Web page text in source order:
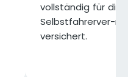
vollständig für die
Selbstfahrerver-
versichert.​